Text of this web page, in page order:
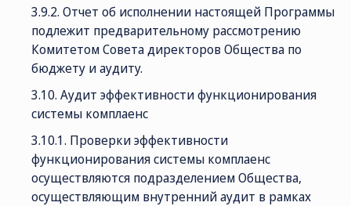
3.9.2. Отчет об исполнении настоящей Программы
подлежит предварительному рассмотрению
Комитетом Совета директоров Общества по
бюджету и аудиту.
3.10. Аудит эффективности функционирования
системы комплаенс
3.10.1. Проверки эффективности
функционирования системы комплаенс
осуществляются подразделением Общества,
осуществляющим внутренний аудит в рамках